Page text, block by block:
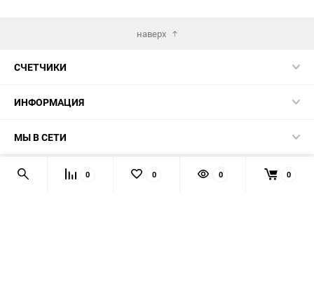
наверх
СЧЕТЧИКИ
ИНФОРМАЦИЯ
МЫ В СЕТИ
КОНТАКТЫ 0 0 0 0